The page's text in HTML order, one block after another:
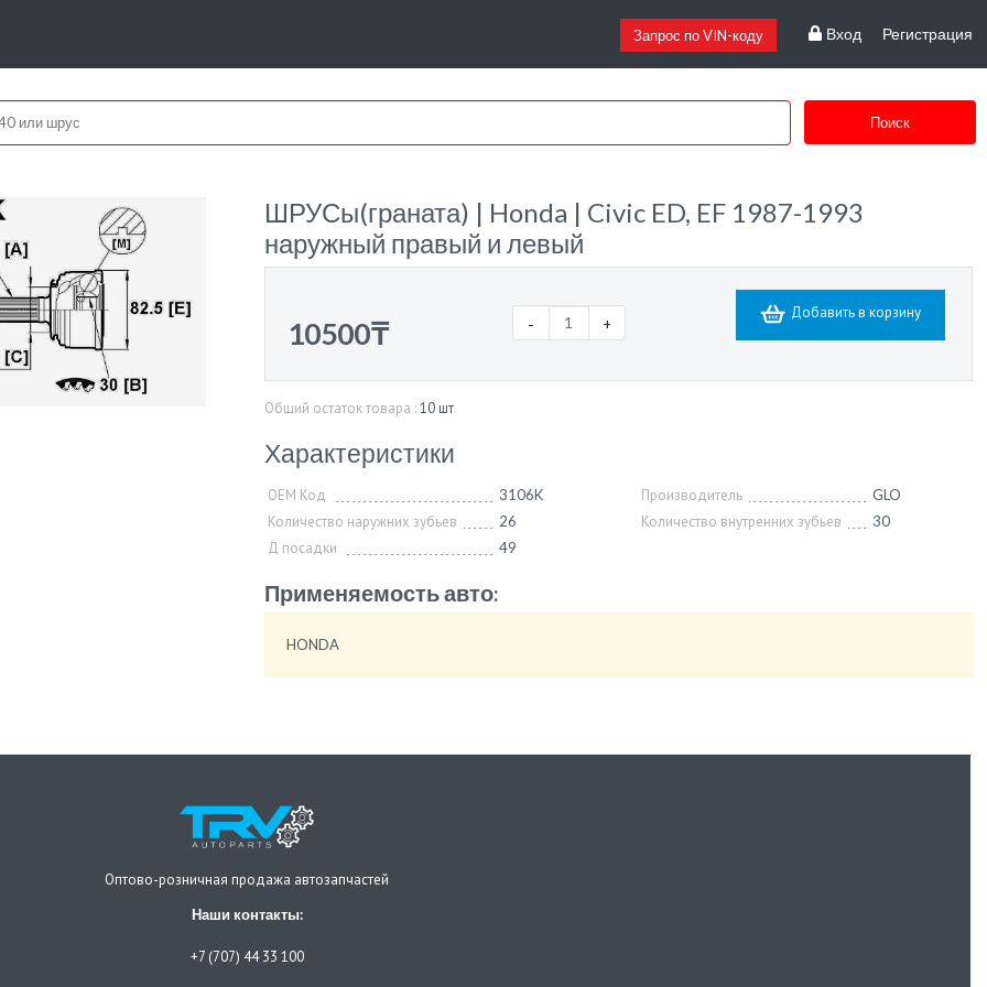
Запрос по VIN-коду Вход Регистрация
Поиск
ШРУСы(граната) | Honda | Civic ED, EF 1987-1993
наружный правый и левый
10500₸ - +
Добавить в корзину
Общий остаток товара :10 шт
Характеристики
OEM Код 3106K Производитель GLO
Количество наружних зубьев 26 Количество внутренних зубьев 30
Д посадки 49
Применяемость авто:
HONDA
Оптово-розничная продажа автозапчастей
Наши контакты:
+7 (707) 44 33 100